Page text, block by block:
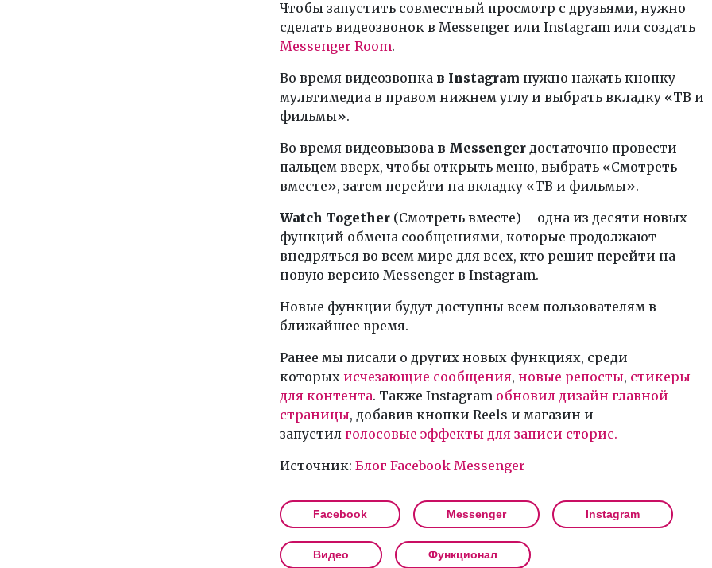
Чтобы запустить совместный просмотр с друзьями, нужно
сделать видеозвонок в Messenger или Instagram или создать
Messenger Room.
Во время видеозвонка в Instagram нужно нажать кнопку
мультимедиа в правом нижнем углу и выбрать вкладку «ТВ и
фильмы».
Во время видеовызова в Messengerдостаточно провести
пальцем вверх, чтобы открыть меню, выбрать «Смотреть
вместе», затем перейти на вкладку «ТВ и фильмы».
Watch Together(Смотреть вместе) – одна из десяти новых
функций обмена сообщениями, которые продолжают
внедряться во всем мире для всех, кто решит перейти на
новую версию Messenger в Instagram.
Новые функции будут доступны всем пользователям в
ближайшее время.
Ранее мы писали о других новых функциях, среди
которых исчезающие сообщения, новые репосты, стикеры
для контента. Также Instagram обновил дизайн главной
страницы, добавив кнопки Reels и магазин и
запустил голосовые эффекты для записи сторис.
Источник: Блог Facebook Messenger
Facebook Messenger Instagram
Видео Функционал